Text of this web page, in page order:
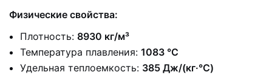
Физические свойства:
Плотность: 8930 кг/м³
Температура плавления: 1083 °C
Удельная теплоемкость: 385 Дж/(кг·°C)